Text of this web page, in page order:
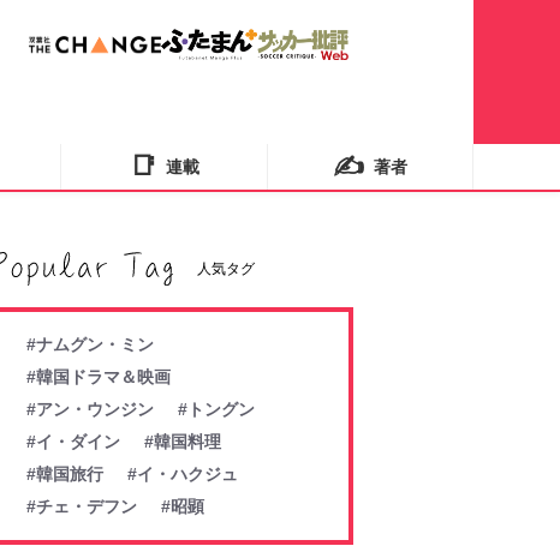
📑 連載 ✍️ 著者
人気タグ
#ナムグン・ミン
#韓国ドラマ＆映画
#アン・ウンジン
#トングン
#イ・ダイン
#韓国料理
#韓国旅行
#イ・ハクジュ
#チェ・デフン
#昭顕